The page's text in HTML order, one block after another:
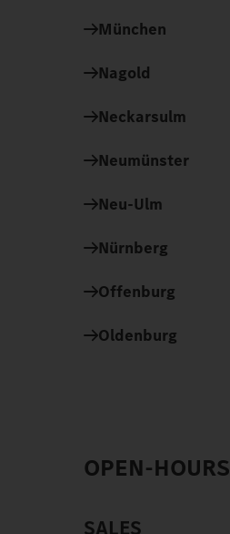
München
Nagold
Neckarsulm
Neumünster
Neu-Ulm
Nürnberg
Offenburg
Oldenburg
OPEN-HOURS
SALES